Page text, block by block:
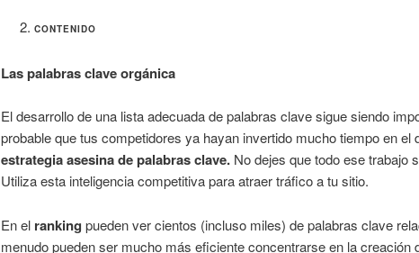
CONTENIDO
Las palabras clave orgánica
El desarrollo de una lista adecuada de palabras clave sigue siendo
probable que tus competidores ya hayan invertido mucho tiempo en el
estrategia asesina de palabras clave.No dejes que todo ese trabajo
Utiliza esta inteligencia competitiva para atraer tráfico a tu sitio.
En elranking pueden ver cientos (incluso miles) de palabras clave
menudo pueden ser mucho más eficiente concentrarse en la creación